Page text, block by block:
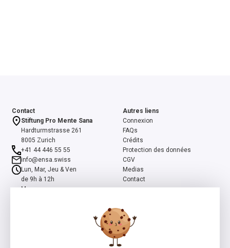
Contact
Stiftung Pro Mente Sana
Hardturmstrasse 261
8005 Zurich
+41 44 446 55 55
info@ensa.swiss
Lun, Mar, Jeu & Ven
de 9h à 12h
Mer
Autres liens
Connexion
FAQs
Crédits
Protection des données
CGV
Medias
Contact
ensa est un programme co-initié par la Fondation suisse Pro Mente